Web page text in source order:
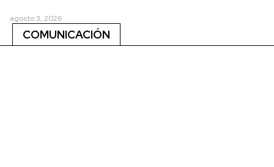
agosto 3, 2026
COMUNICACIÓN